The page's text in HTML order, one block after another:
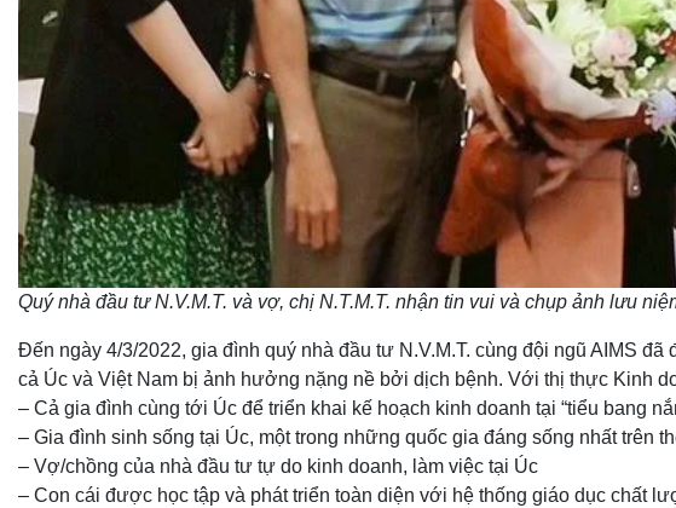
Quý nhà đầu tư N.V.M.T. và vợ, chị N.T.M.T. nhận tin vui và chụp ảnh lưu
Đến ngày 4/3/2022, gia đình quý nhà đầu tư N.V.M.T. cùng đội ngũ AIMS
cả Úc và Việt Nam bị ảnh hưởng nặng nề bởi dịch bệnh. Với thị thực Kinh
– Cả gia đình cùng tới Úc để triển khai kế hoạch kinh doanh tại “tiểu bang
– Gia đình sinh sống tại Úc, một trong những quốc gia đáng sống nhất trên
– Vợ/chồng của nhà đầu tư tự do kinh doanh, làm việc tại Úc
– Con cái được học tập và phát triển toàn diện với hệ thống giáo dục chất